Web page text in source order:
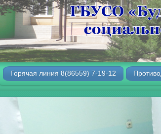
Горячая линия 8(86559) 7-19-12